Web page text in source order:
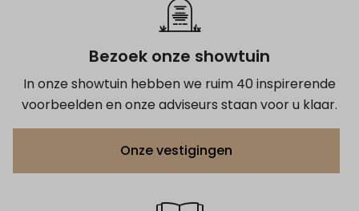
Bezoek onze showtuin
In onze showtuin hebben we ruim 40 inspirerende
voorbeelden en onze adviseurs staan voor u klaar.
Onze vestigingen